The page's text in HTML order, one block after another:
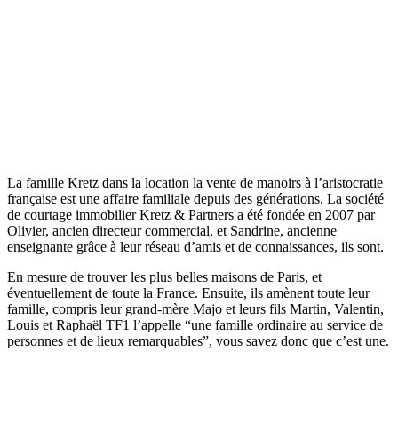
La famille Kretz dans la location la vente de manoirs à l’aristocratie
française est une affaire familiale depuis des générations. La société
de courtage immobilier Kretz & Partners a été fondée en 2007 par
Olivier, ancien directeur commercial, et Sandrine, ancienne
enseignante grâce à leur réseau d’amis et de connaissances, ils sont.
En mesure de trouver les plus belles maisons de Paris, et
éventuellement de toute la France. Ensuite, ils amènent toute leur
famille, compris leur grand-mère Majo et leurs fils Martin, Valentin,
Louis et Raphaël TF1 l’appelle “une famille ordinaire au service de
personnes et de lieux remarquables”, vous savez donc que c’est une.